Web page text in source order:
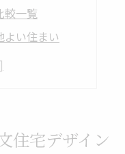
較一覧
よい住まい
る秘訣
観の工夫を探る
住宅デザイン